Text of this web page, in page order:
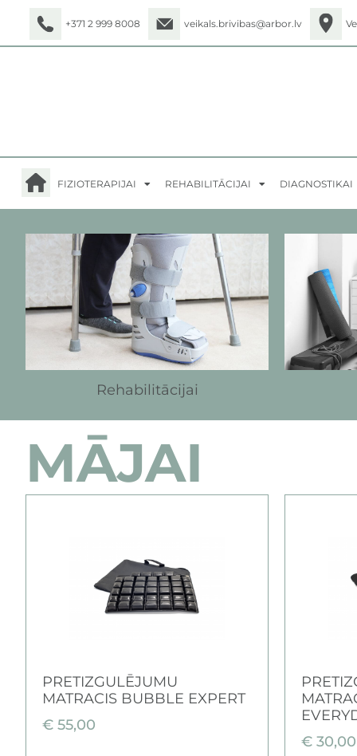
+371 2 999 8008 veikals.brivibas@arbor.lv
FIZIOTERAPIJAI REHABILITĀCIJAI DIAGNOSTIKAI
Rehabilitācijai
MĀJAI
PRETIZGULĒJUMU
MATRACIS BUBBLE EXPERT
€ 55,00
€ 30,00